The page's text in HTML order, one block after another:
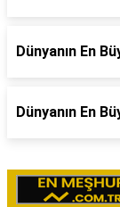
Dünyanın En
Dünyanın En